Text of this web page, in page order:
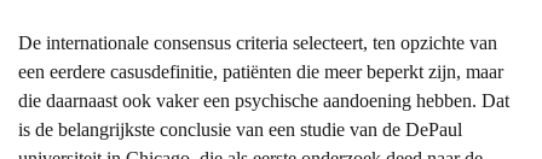
De internationale consensus criteria selecteert, ten opzichte van
een eerdere casusdefinitie, patiënten die meer beperkt zijn, maar
die daarnaast ook vaker een psychische aandoening hebben. Dat
is de belangrijkste conclusie van een studie van de DePaul